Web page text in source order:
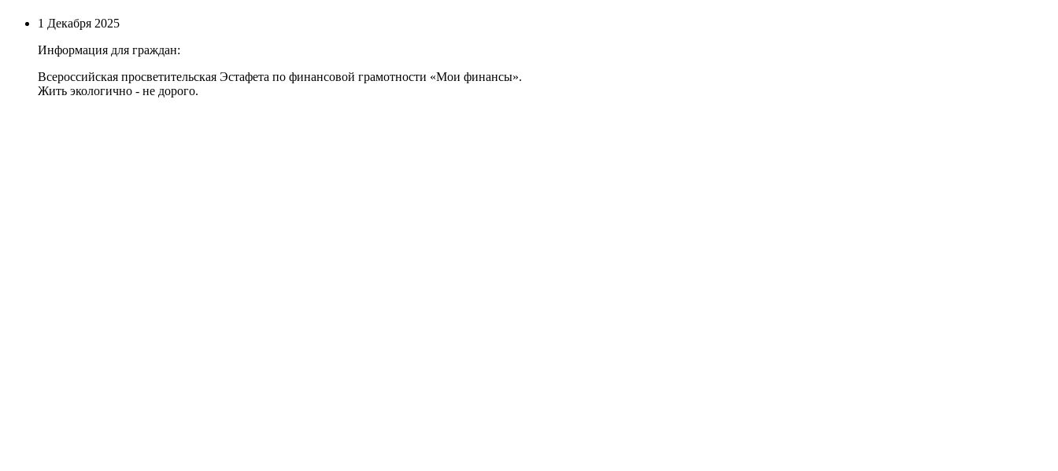
1 Декабря 2025
Информация для граждан:
Всероссийская просветительская Эстафета по финансовой грамотности «Мои финансы».
Жить экологично - не дорого.